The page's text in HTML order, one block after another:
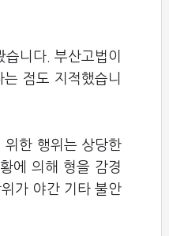
니다. 부산고법이
점도 지적했습니
한 행위는 상당한
에 의해 형을 감경
가 야간 기타 불안